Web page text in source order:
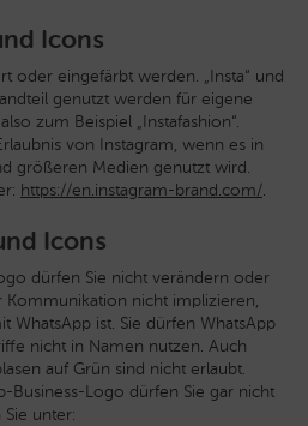
Icons
oder eingefärbt werden. „Insta“ und
genutzt werden für eigene
zum Beispiel „Instafashion“.
von Instagram, wenn es in
größeren Medien genutzt wird.
https://en.instagram-brand.com/.
Icons
dürfen Sie nicht verändern oder
Kommunikation nicht implizieren,
WhatsApp ist. Sie dürfen WhatsApp
nicht in Namen nutzen. Auch
auf Grün sind nicht erlaubt.
Business-Logo dürfen Sie gar nicht
unter: